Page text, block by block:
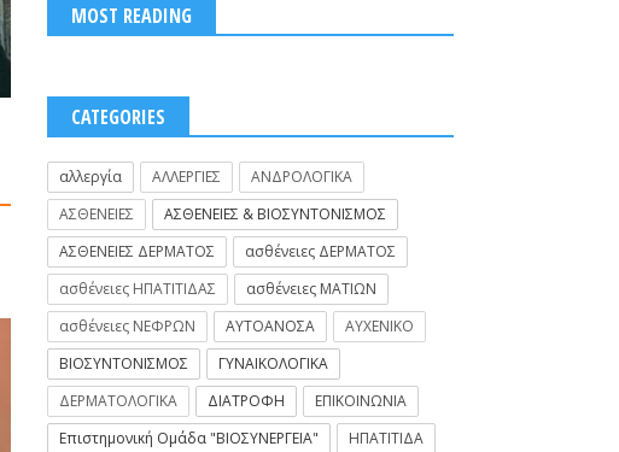
MOST READING
CATEGORIES
αλλεργία ΑΛΛΕΡΓΙΕΣ
ΑΝΔΡΟΛΟΓΙΚΑ
ΑΣΘΕΝΕΙΕΣ
ΑΣΘΕΝΕΙΕΣ & ΒΙΟΣΥΝΤΟΝΙΣΜΟΣ
ΑΣΘΕΝΕΙΕΣ ΔΕΡΜΑΤΟΣ
ασθένειες ΔΕΡΜΑΤΟΣ
ασθένειες ΗΠΑΤΙΤΙΔΑΣ
ασθένειες ΜΑΤΙΩΝ
ασθένειες ΝΕΦΡΩΝ
ΑΥΤΟΑΝΟΣΑ
ΑΥΧΕΝΙΚΟ
ΒΙΟΣΥΝΤΟΝΙΣΜΟΣ
ΓΥΝΑΙΚΟΛΟΓΙΚΑ
ΔΕΡΜΑΤΟΛΟΓΙΚΑ
ΔΙΑΤΡΟΦΗ
ΕΠΙΚΟΙΝΩΝΙΑ
Επιστημονική Ομάδα "ΒΙΟΣΥΝΕΡΓΕΙΑ"
ΗΠΑΤΙΤΙΔΑ